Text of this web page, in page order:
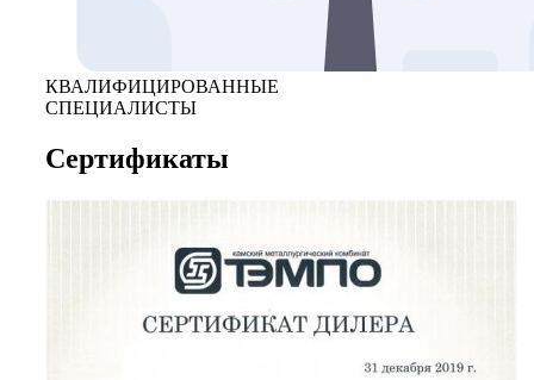
КВАЛИФИЦИРОВАННЫЕ
СПЕЦИАЛИСТЫ
Сертификаты